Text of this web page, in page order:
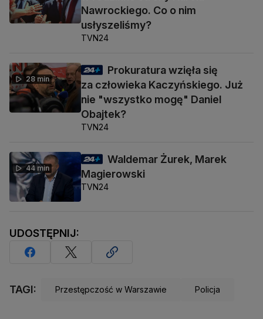
Nawrockiego. Co o nim
usłyszeliśmy?
TVN24
28 min
Prokuratura wzięła się
za człowieka Kaczyńskiego. Już
nie "wszystko mogę" Daniel
Obajtek?
TVN24
44 min
Waldemar Żurek, Marek
Magierowski
TVN24
UDOSTĘPNIJ:
TAGI: Przestępczość w Warszawie Policja